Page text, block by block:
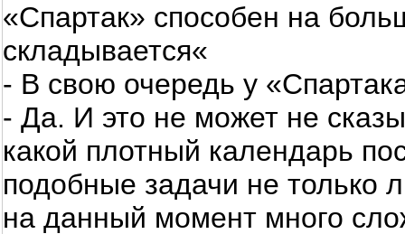
«Спартак» способен на
складывается«
- В свою очередь у
- Да. И это не может не
какой плотный календарь
подобные задачи не только
на данный момент много